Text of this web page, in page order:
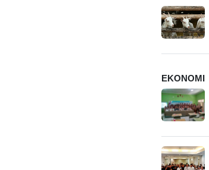
EKONOMI